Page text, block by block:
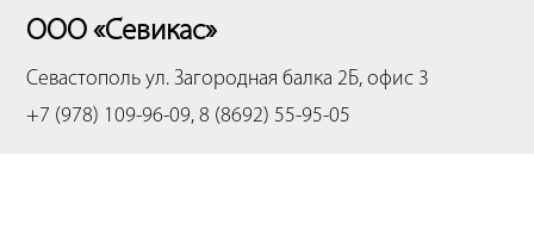
ООО «Севикас»
Севастополь ул. Загородная балка 2Б, офис 3
+7 (978) 109-96-09, 8 (8692) 55-95-05